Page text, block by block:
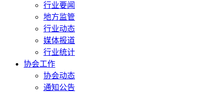
行业要闻
地方监管
行业动态
媒体报道
行业统计
协会工作
协会动态
通知公告